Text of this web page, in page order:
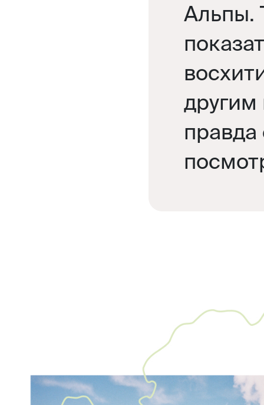
Альпы.
другим
правда